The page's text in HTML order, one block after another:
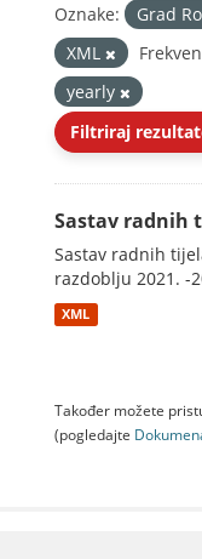
Oznake: Grad
XML
yearly
Filtriraj
Sastav radnih
Sastav radnih
razdoblju 2021. -
XML
Također možete
(pogledajte